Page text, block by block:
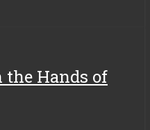
the Hands of